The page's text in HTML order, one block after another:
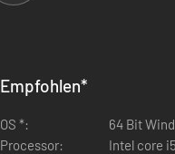
Empfohlen*
OS *:
64 Bit
Processor:
Intel core